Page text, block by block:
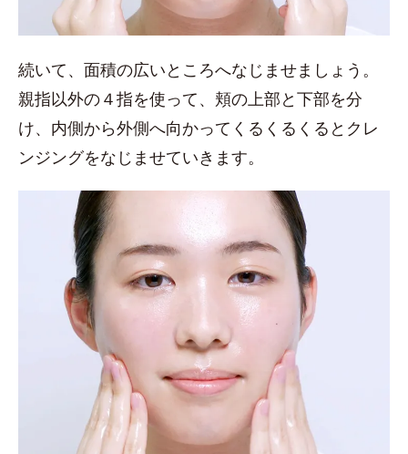
続いて、面積の広いところへなじませましょう。
親指以外の４指を使って、頬の上部と下部を分
け、内側から外側へ向かってくるくるくるとクレ
ンジングをなじませていきます。